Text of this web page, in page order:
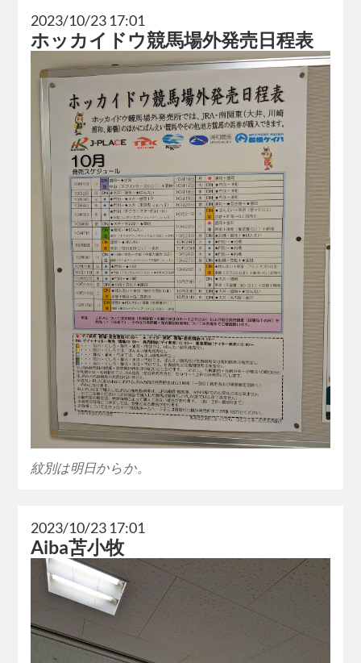
2023/10/23 17:01
ホッカイドウ競馬場外発売日程表
紋別は明日からか。
2023/10/23 17:01
Aiba苫小牧